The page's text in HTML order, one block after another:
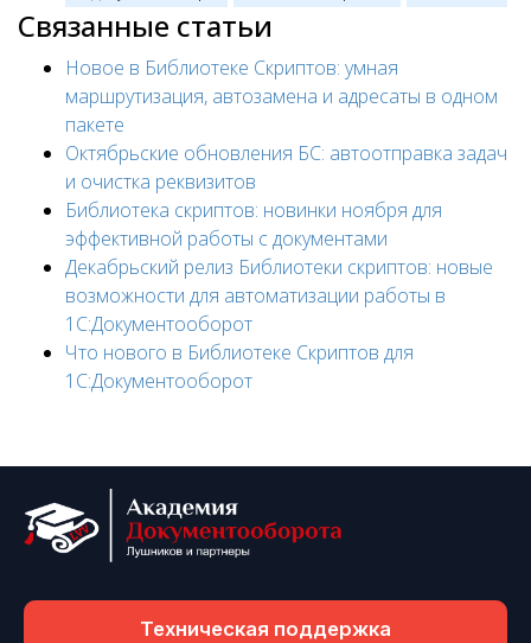
Связанные статьи
Новое в Библиотеке Скриптов: умная
маршрутизация, автозамена и адресаты в одном
пакете
Октябрьские обновления БС: автоотправка задач
и очистка реквизитов
Библиотека скриптов: новинки ноября для
эффективной работы с документами
Декабрьский релиз Библиотеки скриптов: новые
возможности для автоматизации работы в
1С:Документооборот
Что нового в Библиотеке Скриптов для
1С:Документооборот
Техническая поддержка